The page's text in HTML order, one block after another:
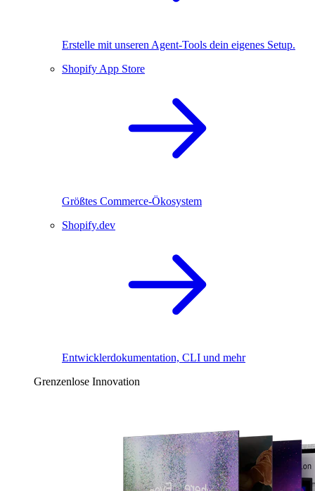
Erstelle mit unseren Agent-Tools dein eigenes Setup.
Shopify App Store
Größtes Commerce-Ökosystem
Shopify.dev
Entwicklerdokumentation, CLI und mehr
Grenzenlose Innovation